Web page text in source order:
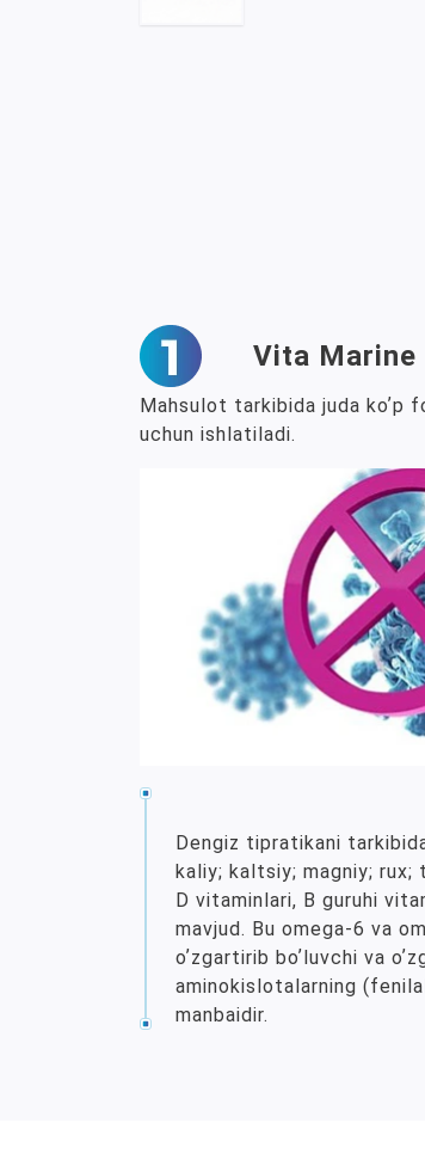
Vita Marine
Mahsulot tarkibida juda koʼp
uchun ishlatiladi.
Dengiz tipratikani
kaliy; kaltsiy; magniy; rux;
D vitaminlari, B guruhi
mavjud. Bu omega-6 va
oʼzgartirib boʼluvchi va
aminokislotalarning
manbaidir.